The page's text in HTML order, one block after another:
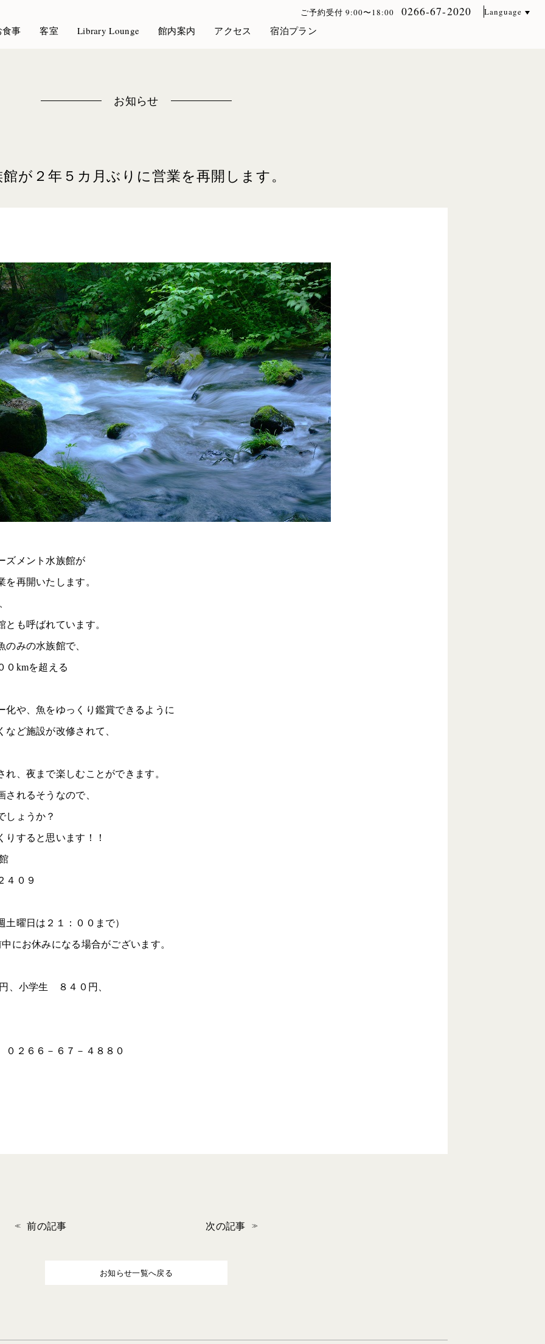
ご予約受付 9:00〜18:00 0266-67-2020 Language
食事 客室 Library Lounge 館内案内 アクセス 宿泊プラン
お知らせ
が２年５カ月ぶりに営業を再開します。
ズメント水族館が
再開いたします。
も呼ばれています。
みの水族館で、
０kmを超える
化や、魚をゆっくり鑑賞できるように
ど施設が改修されて、
、夜まで楽しむことができます。
れるそうなので、
しょうか？
りすると思います！！
４０９
曜日は２１：００まで）
にお休みになる場合がございます。
、小学生 ８４０円、
２６６－６７－４８８０
前の記事 次の記事
お知らせ一覧へ戻る